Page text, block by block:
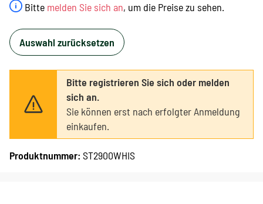
Bitte melden Sie sich an, um die Preise zu sehen.
Auswahl zurücksetzen
Bitte registrieren Sie sich oder melden
sich an.
Sie können erst nach erfolgter Anmeldung
einkaufen.
Produktnummer: ST2900WHIS